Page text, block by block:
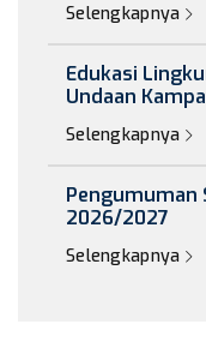
Selengkapnya
Edukasi
Undaan
Selengkapnya
Pengumuman
2026/2027
Selengkapnya